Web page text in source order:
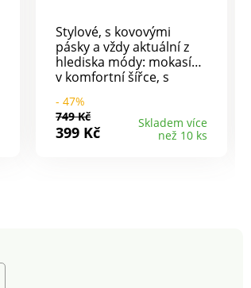
Stylové, s kovovými
pásky a vždy aktuální z
hlediska módy: mokasíny
v komfortní šířce, s
vzorem - velmi pohodlné,
příjemně lehké a
prodyšné. Protiskluzová
- 47%
749 Kč
399 Kč
Skladem více
než 10 ks